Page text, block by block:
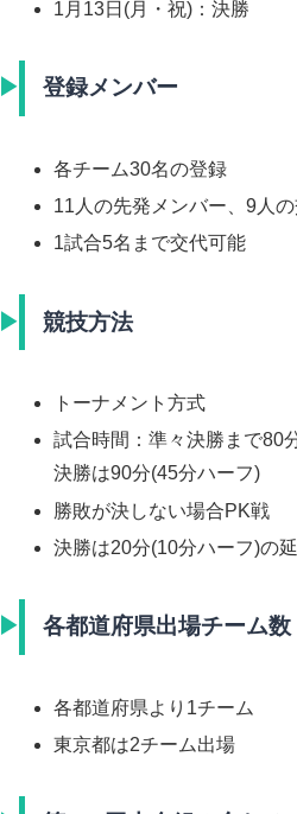
1月13日(月・祝)：決勝
登録メンバー
各チーム30名の登録
11人の先発メンバー、9人
1試合5名まで交代可能
競技方法
トーナメント方式
試合時間：準々決勝まで80
決勝は90分(45分ハーフ)
勝敗が決しない場合PK戦
決勝は20分(10分ハーフ)の
各都道府県出場チーム数
各都道府県より1チーム
東京都は2チーム出場